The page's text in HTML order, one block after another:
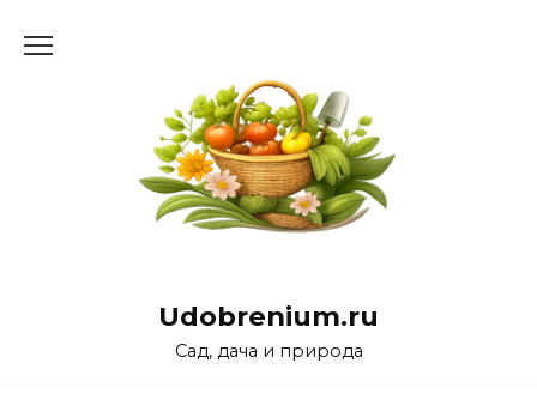
Udobrenium.ru
Сад, дача и природа